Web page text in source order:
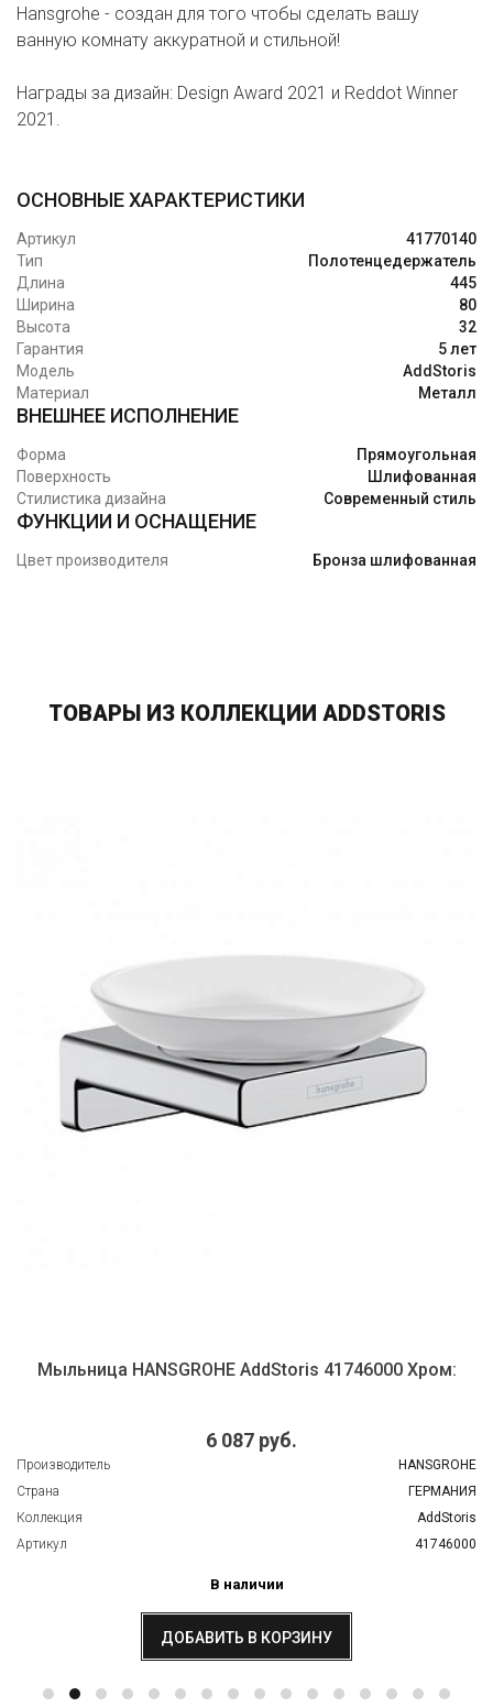
Hansgrohe - создан для того чтобы сделать вашу
ванную комнату аккуратной и стильной!
Награды за дизайн: Design Award 2021 и Reddot Winner
2021.
ОСНОВНЫЕ ХАРАКТЕРИСТИКИ
Артикул
41770140
Тип
Полотенцедержатель
Длина
445
Ширина
80
Высота
32
Гарантия
5 лет
Модель
AddStoris
Материал
Металл
ВНЕШНЕЕ ИСПОЛНЕНИЕ
Форма
Прямоугольная
Поверхность
Шлифованная
Стилистика дизайна
Современный стиль
ФУНКЦИИ И ОСНАЩЕНИЕ
Цвет производителя Бронза шлифованная
ТОВАРЫ ИЗ КОЛЛЕКЦИИ ADDSTORIS
Мыльница HANSGROHE AddStoris 41746000 Хром:
6 087 руб.
Производитель
HANSGROHE
Страна
ГЕРМАНИЯ
Коллекция
AddStoris
Артикул
41746000
В наличии
ДОБАВИТЬ В КОРЗИНУ